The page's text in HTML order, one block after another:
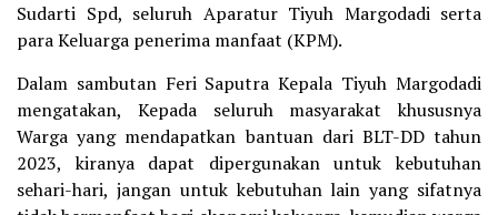
Sudarti Spd, seluruh Aparatur Tiyuh Margodadi serta
para Keluarga penerima manfaat (KPM).
Dalam sambutan Feri Saputra Kepala Tiyuh Margodadi
mengatakan, Kepada seluruh masyarakat khususnya
Warga yang mendapatkan bantuan dari BLT-DD tahun
2023, kiranya dapat dipergunakan untuk kebutuhan
sehari-hari, jangan untuk kebutuhan lain yang sifatnya